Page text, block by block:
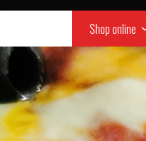
Shop online